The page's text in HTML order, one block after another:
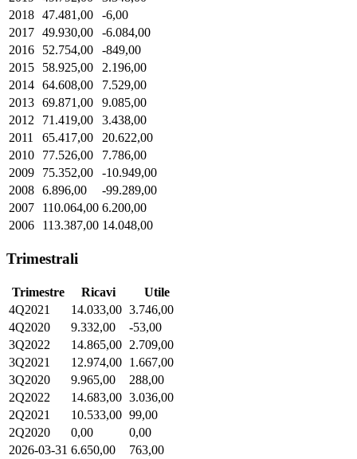
2018 47.481,00
-6,00
2017 49.930,00
-6.084,00
2016
52.754,00
-849,00
2015
58.925,00
2.196,00
2014 64.608,00
7.529,00
2013 69.871,00
9.085,00
2012
71.419,00
3.438,00
2011
65.417,00
20.622,00
2010
77.526,00
7.786,00
2009
75.352,00
-10.949,00
2008 6.896,00
-99.289,00
2007
110.064,00 6.200,00
2006
113.387,00 14.048,00
Trimestrali
Trimestre Ricavi
Utile
4Q2021
14.033,00 3.746,00
4Q2020
9.332,00
-53,00
3Q2022
14.865,00 2.709,00
3Q2021
12.974,00 1.667,00
3Q2020
9.965,00
288,00
2Q2022
14.683,00 3.036,00
2Q2021
10.533,00 99,00
2Q2020
0,00
0,00
2026-03-31 6.650,00
763,00